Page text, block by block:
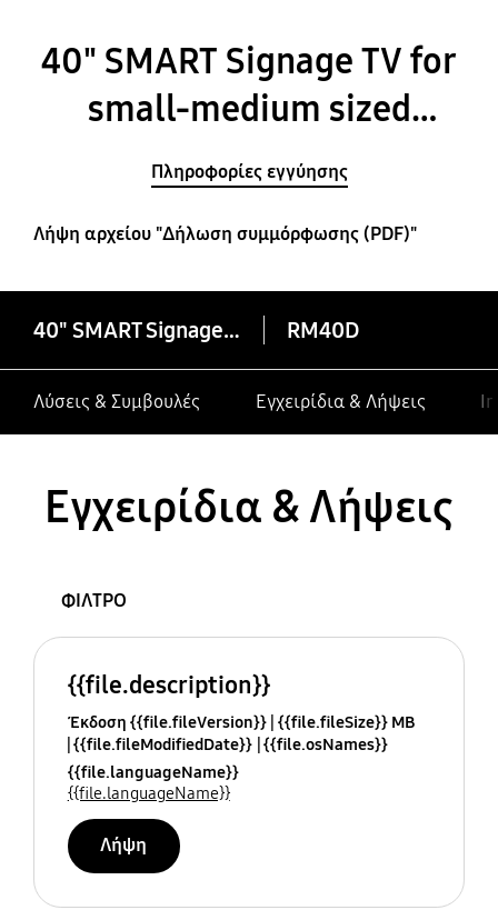
40" SMART Signage TV for
small-medium sized
businesses
Πληροφορίες εγγύησης
Λήψη αρχείου "Δήλωση συμμόρφωσης (PDF)"
40" SMART Signage TV for small-medium sized businesses RM40D
Λύσεις & Συμβουλές Εγχειρίδια & Λήψεις
Εγχειρίδια & Λήψεις
ΦΙΛΤΡΟ
{{file.description}}
Έκδοση {{file.fileVersion}} {{file.fileSize}} MB
{{file.fileModifiedDate}} {{file.osNames}}
{{file.languageName}}
{{file.languageName}}
Λήψη